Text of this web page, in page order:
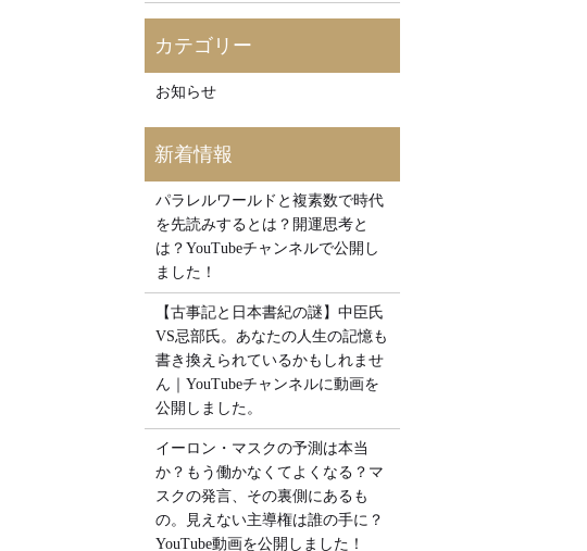
お知らせ
パラレルワールドと複素数で時代
を先読みするとは？開運思考と
は？YouTubeチャンネルで公開し
ました！
【古事記と日本書紀の謎】中臣氏
VS忌部氏。あなたの人生の記憶も
書き換えられているかもしれませ
ん｜YouTubeチャンネルに動画を
公開しました。
イーロン・マスクの予測は本当
か？もう働かなくてよくなる？マ
スクの発言、その裏側にあるも
の。見えない主導権は誰の手に？
YouTube動画を公開しました！